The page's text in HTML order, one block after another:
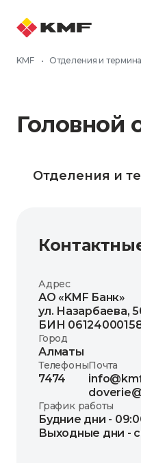
KMF • Отделения и
Головной
Отделения и
Адрес
АО «KMF Банк»
ул. Назарбаева,
БИН
Город
Алматы
Телефоны
7474
Почта
График работы
Будние дни -
Выходные дни -